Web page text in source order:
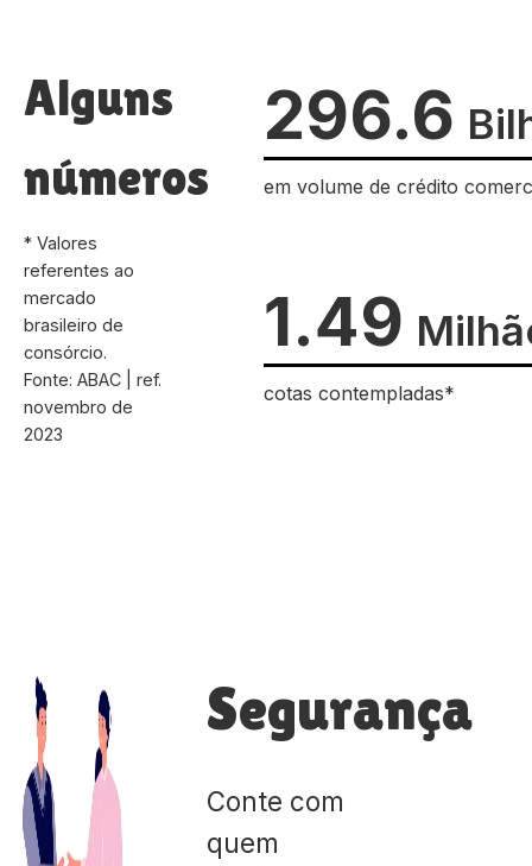
Alguns
números
* Valores
referentes ao
mercado
brasileiro de
consórcio.
Fonte: ABAC | ref.
novembro de
2023
296.6
em volume de crédito
1.49
cotas contempladas*
Segurança
Conte com
quem